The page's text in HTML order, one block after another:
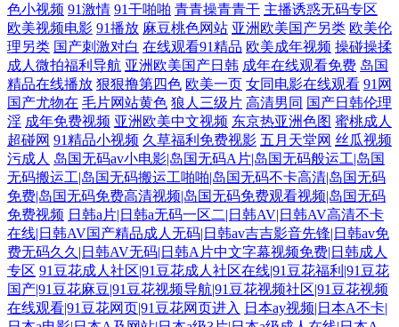
色小视频 91激情 91干啪啪 青青操青青干 主播诱惑无码专区
欧美视频电影 91播放 麻豆桃色网站 亚洲欧美国产另类 欧美伦
理另类 国产刺激对白 在线观看91精品 欧美成年视频 操碰操揉
成人微拍福利导航 亚洲欧美国产日韩 成年在线观看免费 岛国
精品在线播放 狠狠撸第四色 欧美一页 女同电影在线观看 91网
国产尤物在 毛片网站黄色 狼人三级片 高清男同 国产日韩伦理
淫 成年免费视频 亚洲欧美中文视频 东京热亚洲色图 蜜桃成人
超碰网 91精品小视频 久草福利免费视影 五月天堂网 丝瓜视频
污成人 岛国无码av小电影|岛国无码A片|岛国无码般运工|岛国
无码搬运工|岛国无码搬运工啪啪|岛国无码不卡高清|岛国无码
免费|岛国无码免费高清视频|岛国无码免费观看视频|岛国无码
免费视频 日韩a片|日韩a无码一区二|日韩AV|日韩AV高清不卡
在线|日韩AV国产精品成人无码|日韩av吉吉影音先锋|日韩av免
费无码久久|日韩AV无码|日韩A片中文字幕视频免费|日韩成人
专区 91豆花成人社区|91豆花成人社区在线|91豆花福利|91豆花
国产|91豆花麻豆|91豆花视频导航|91豆花视频社区|91豆花视频
在线观看|91豆花网页|91豆花网页进入 日本ay视频|日本A不卡|